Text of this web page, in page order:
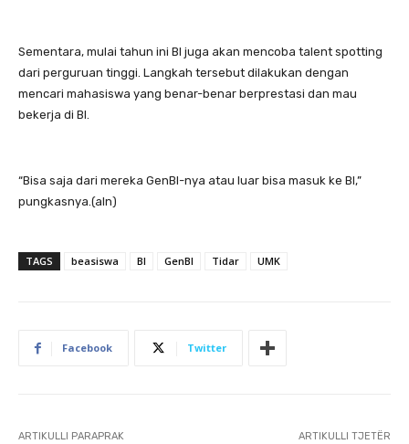
Sementara, mulai tahun ini BI juga akan mencoba talent spotting
dari perguruan tinggi. Langkah tersebut dilakukan dengan
mencari mahasiswa yang benar-benar berprestasi dan mau
bekerja di BI.
“Bisa saja dari mereka GenBI-nya atau luar bisa masuk ke BI,”
pungkasnya.(aln)
TAGS beasiswa BI GenBI Tidar UMK
Facebook Twitter
ARTIKULLI PARAPRAK ARTIKULLI TJETËR